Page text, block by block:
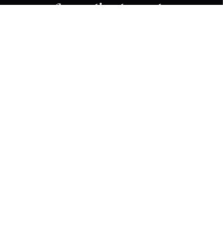
Compartir este evento